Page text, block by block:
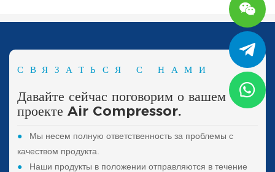
СВЯЗАТЬСЯ С НАМИ
Давайте сейчас поговорим о вашем
проекте Air Compressor.
●
Мы несем полную ответственность за проблемы с
качеством продукта.
●
Наши продукты в положении отправляются в течение